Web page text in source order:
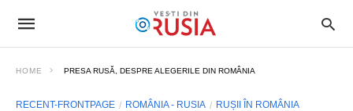
HOME PRESA RUSĂ, DESPRE ALEGERILE DIN ROMÂNIA
RECENT-FRONTPAGE ROMÂNIA - RUSIA RUȘII ÎN ROMÂNIA